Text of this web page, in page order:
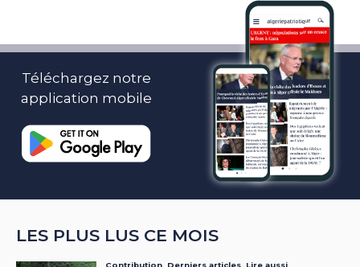
Téléchargez notre
application mobile
LES PLUS LUS CE MOIS